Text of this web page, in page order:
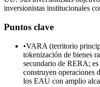
inversionistas institucionales
Puntos clave
•VARA (territorio
tokenización de bienes
secundario de RERA;
construyen operaciones
los EAU con amplio